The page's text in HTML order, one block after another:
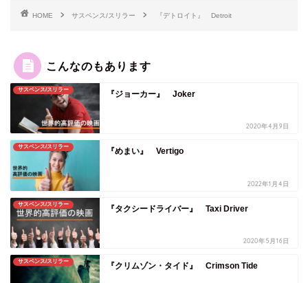
HOME サスペンス/スリラー 『デトロイト』 Detroit
こんなのもあります
サスペンス/スリラー 『ジョーカー』 Joker
2020年4月9日
サスペンス/スリラー 『めまい』 Vertigo
2022年1月4日
サスペンス/スリラー 『タクシードライバー』 Taxi Driver
2020年5月16日
サスペンス/スリラー 『クリムゾン・タイド』 Crimson Tide